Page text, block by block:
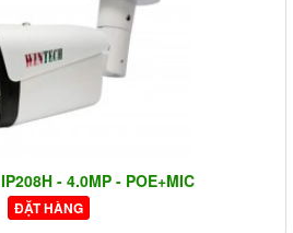
- 4.0MP - POE+MIC
ĐẶT HÀNG